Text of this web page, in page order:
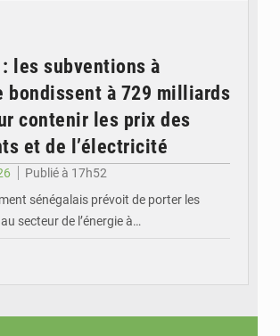
les subventions à
bondissent à 729 milliards
contenir les prix des
et de l’électricité
Publié à 17h52
sénégalais prévoit de porter les
secteur de l’énergie à…